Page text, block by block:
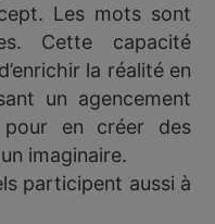
Les mots sont
Cette capacité
la réalité en
un agencement
en créer des
imaginaire.
participent aussi à